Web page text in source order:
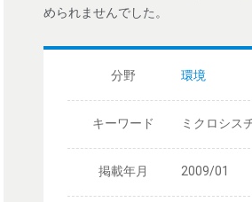
められませんでした。
分野 環境
キーワード ミクロシス
掲載年月 2009/01